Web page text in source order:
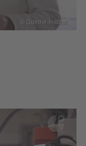
© Goethe-Institut